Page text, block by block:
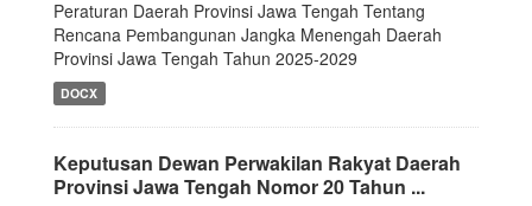
Peraturan Daerah Provinsi Jawa Tengah Tentang
Rencana Рembangunan Jangka Menengah Daerah
Provinsi Jawa Tengah Tahun 2025-2029
DOCX
Keputusan Dewan Perwakilan Rakyat Daerah
Provinsi Jawa Tengah Nomor 20 Tahun ...